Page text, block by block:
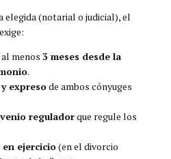
elegida (notarial o judicial), el
menos 3 meses desde la
.
expresode ambos cónyuges
reguladorque regule los
ejercicio(en el divorcio